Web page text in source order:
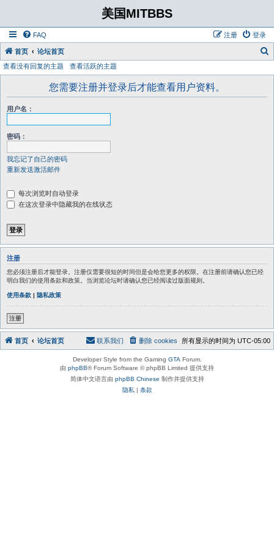
美国MITBBS
FAQ 登录
注册
首页 论坛首页
查看没有回复的主题 查看活跃的主题
您需要注册并登录后才能查看用户资料。
用户名：
密码：
我忘记了自己的密码
重新发送激活邮件
每次浏览时自动登录
在这次登录中隐藏我的在线状态
注册
您必须注册后才能登录。注册仅需要很短的时间但是会给您更多的权限。在注册前请确认您已经
明白我们的使用条款和政策。当浏览论坛时请确认您已经阅读过版面规则。
使用条款 | 隐私政策
注册
首页 论坛首页 所有显示的时间为 UTC-05:00
删除 cookies
联系我们
Developer Style from the Gaming GTA Forum.
由 phpBB® Forum Software © phpBB Limited 提供支持
简体中文语言由 phpBB Chinese 制作并提供支持
隐私 | 条款